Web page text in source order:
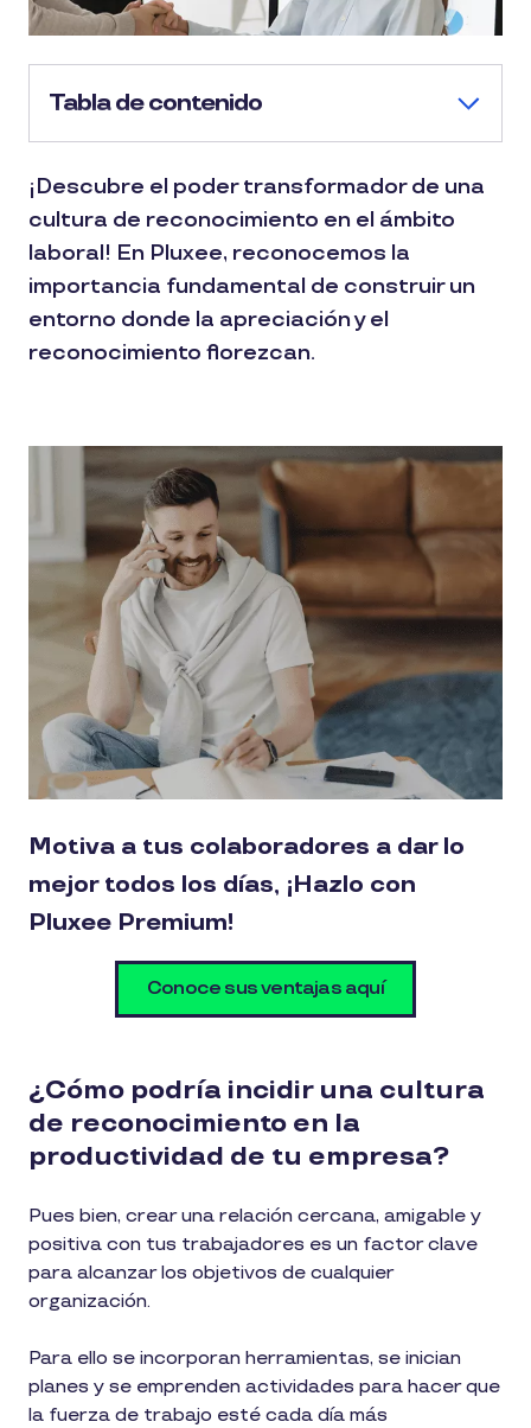
Tabla de contenido
¡Descubre el poder transformador de una
cultura de reconocimiento en el ámbito
laboral! En Pluxee, reconocemos la
importancia fundamental de construir un
entorno donde la apreciación y el
reconocimiento florezcan.
Motiva a tus colaboradores a dar lo
mejor todos los días, ¡Hazlo con
Pluxee Premium!
Conoce sus ventajas aquí
¿Cómo podría incidir una cultura
de reconocimiento en la
productividad de tu empresa?
Pues bien, crear una relación cercana, amigable y
positiva con tus trabajadores es un factor clave
para alcanzar los objetivos de cualquier
organización.
Para ello se incorporan herramientas, se inician
planes y se emprenden actividades para hacer que
la fuerza de trabajo esté cada día más